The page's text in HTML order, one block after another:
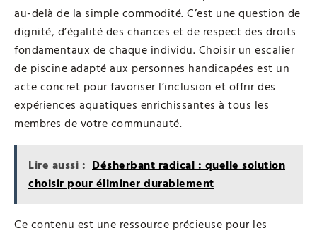
au-delà de la simple commodité. C’est une question de
dignité, d’égalité des chances et de respect des droits
fondamentaux de chaque individu. Choisir un escalier
de piscine adapté aux personnes handicapées est un
acte concret pour favoriser l’inclusion et offrir des
expériences aquatiques enrichissantes à tous les
membres de votre communauté.
Lire aussi : Désherbant radical : quelle solution
choisir pour éliminer durablement
Ce contenu est une ressource précieuse pour les